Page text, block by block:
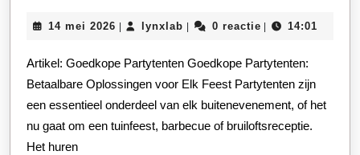
Partytenten
Voor
Elk
Feestelijk
Evenement
14 mei 2026 14
2026
lynxlab lynxlab0 reactie 14:01
Artikel: Goedkope Partytenten Goedkope Partytenten:
Betaalbare Oplossingen voor Elk Feest Partytenten zijn
een essentieel onderdeel van elk buitenevenement, of het
nu gaat om een tuinfeest, barbecue of bruiloftsreceptie.
Het huren